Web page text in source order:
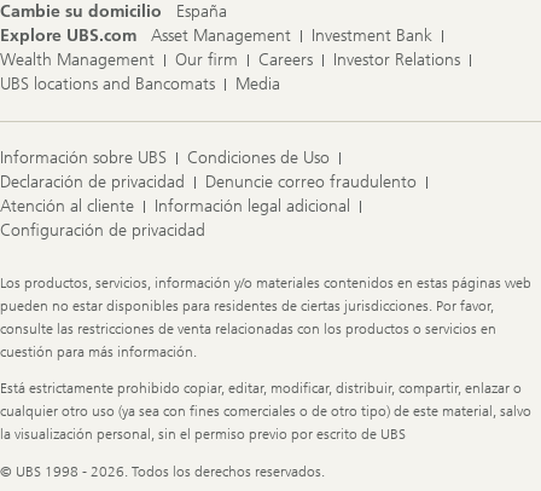
Cambie su domicilio
España
Explore UBS.com
Asset Management
Investment Bank
Wealth Management
Our firm Careers
Investor Relations
UBS locations and Bancomats
Media
Información sobre UBS
Condiciones de Uso
Declaración de privacidad
Denuncie correo fraudulento
Atención al cliente
Información legal adicional
Configuración de privacidad
Legal
Information
Los productos, servicios, información y/o materiales contenidos en estas páginas web
pueden no estar disponibles para residentes de ciertas jurisdicciones. Por favor,
consulte las restricciones de venta relacionadas con los productos o servicios en
cuestión para más información.
Está estrictamente prohibido copiar, editar, modificar, distribuir, compartir, enlazar o
cualquier otro uso (ya sea con fines comerciales o de otro tipo) de este material, salvo
la visualización personal, sin el permiso previo por escrito de UBS
© UBS 1998 - 2026. Todos los derechos reservados.